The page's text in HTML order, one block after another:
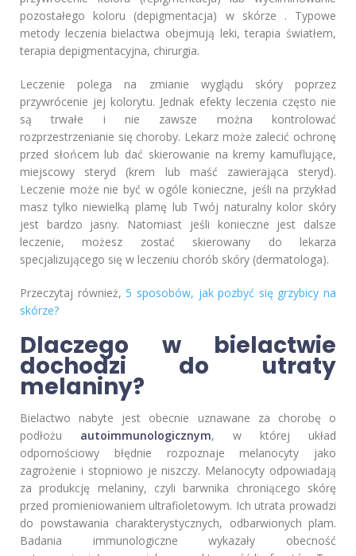
pozostałego koloru (depigmentacja) w skórze . Typowe
metody leczenia bielactwa obejmują leki, terapia światłem,
terapia depigmentacyjna, chirurgia.
Leczenie polega na zmianie wyglądu skóry poprzez
przywrócenie jej kolorytu. Jednak efekty leczenia często nie
są trwałe i nie zawsze można kontrolować
rozprzestrzenianie się choroby. Lekarz może zalecić ochronę
przed słońcem lub dać skierowanie na kremy kamuflujące,
miejscowy steryd (krem lub maść zawierająca steryd).
Leczenie może nie być w ogóle konieczne, jeśli na przykład
masz tylko niewielką plamę lub Twój naturalny kolor skóry
jest bardzo jasny. Natomiast jeśli konieczne jest dalsze
leczenie, możesz zostać skierowany do lekarza
specjalizującego się w leczeniu chorób skóry (dermatologa).
Przeczytaj również, 5 sposobów, jak pozbyć się grzybicy na
skórze?
Dlaczego w bielactwie
dochodzi do utraty
melaniny?
Bielactwo nabyte jest obecnie uznawane za chorobę o
podłożu autoimmunologicznym, w której układ
odpornościowy błędnie rozpoznaje melanocyty jako
zagrożenie i stopniowo je niszczy. Melanocyty odpowiadają
za produkcję melaniny, czyli barwnika chroniącego skórę
przed promieniowaniem ultrafioletowym. Ich utrata prowadzi
do powstawania charakterystycznych, odbarwionych plam.
Badania immunologiczne wykazały obecność